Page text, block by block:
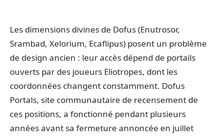
Les dimensions divines de Dofus (Enutrosor,
Srambad, Xelorium, Ecaflipus) posent un problème
de design ancien : leur accès dépend de portails
ouverts par des joueurs Eliotropes, dont les
coordonnées changent constamment. Dofus
Portals, site communautaire de recensement de
ces positions, a fonctionné pendant plusieurs
années avant sa fermeture annoncée en juillet